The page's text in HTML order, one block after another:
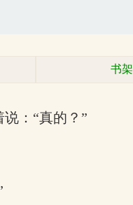
书架
：“真的？”